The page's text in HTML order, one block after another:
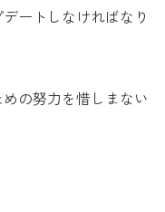
ートしなければなり
の努力を惜しまない